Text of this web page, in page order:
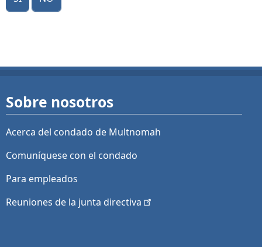
Sobre nosotros
Acerca del condado de Multnomah
Comuníquese con el condado
Para empleados
Reuniones de la junta directiva